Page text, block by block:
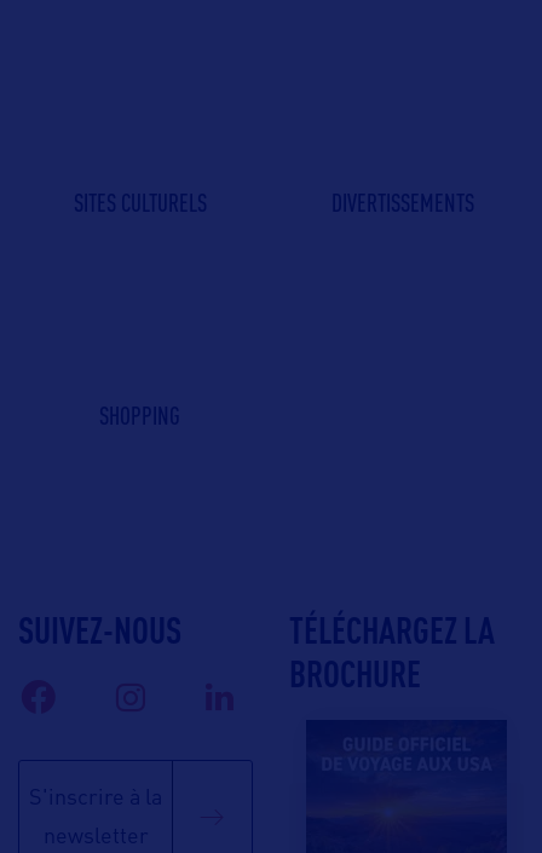
SITES CULTURELS DIVERTISSEMENTS
SHOPPING
SUIVEZ-NOUS
S'inscrire à la
newsletter
TÉLÉCHARGEZ LA
BROCHURE